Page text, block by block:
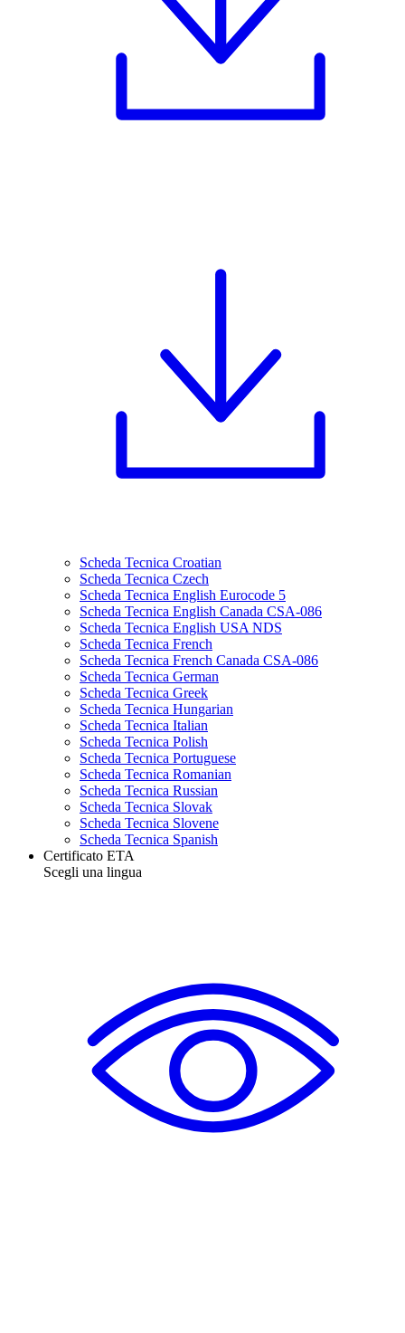
Scheda Tecnica Croatian
Scheda Tecnica Czech
Scheda Tecnica English Eurocode 5
Scheda Tecnica English Canada CSA-086
Scheda Tecnica English USA NDS
Scheda Tecnica French
Scheda Tecnica French Canada CSA-086
Scheda Tecnica German
Scheda Tecnica Greek
Scheda Tecnica Hungarian
Scheda Tecnica Italian
Scheda Tecnica Polish
Scheda Tecnica Portuguese
Scheda Tecnica Romanian
Scheda Tecnica Russian
Scheda Tecnica Slovak
Scheda Tecnica Slovene
Scheda Tecnica Spanish
Certificato ETA
Scegli una lingua